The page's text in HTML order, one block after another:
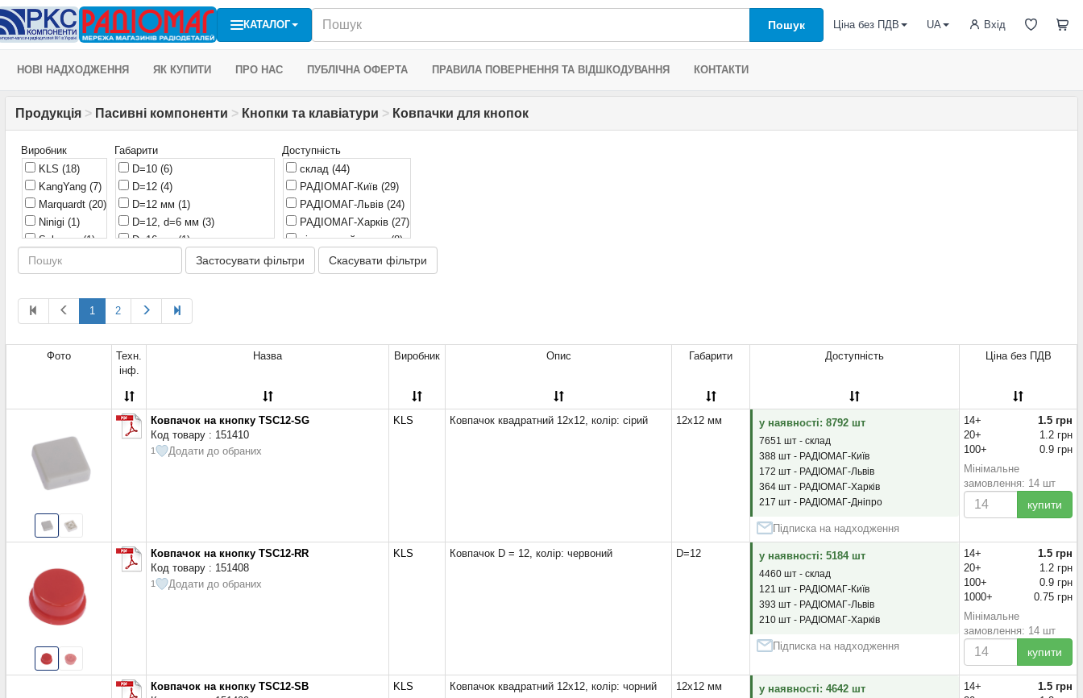
КАТАЛОГ Пошук Вхід
Ціна без ПДВ UA
НОВІ НАДХОДЖЕННЯ ЯК КУПИТИ ПРО НАС ПУБЛІЧНА ОФЕРТА ПРАВИЛА ПОВЕРНЕННЯ ТА ВІДШКОДУВАННЯ КОНТАКТИ
Продукція > Пасивні компоненти > Кнопки та клавіатури > Ковпачки для кнопок
Виробник
KLS (18)
KangYang (7)
Marquardt (20)
Ninigi (1)
Salecom(1)
Україна
Габарити
D=10 (6)
D=12 (4)
D=12 мм (1)
D=12, d=6 мм (3)
D=16 мм(1)
D=5, d=2,4 мм(1)
D=5, d=2,9 мм(1)
D=6 мм
(1)
D=6,3 мм(1)
D=7, d=3,1 мм
D=9, d=2,9 мм
d=7,5 мм(4)
d=9 мм (1)
Монтажний отвір 6 мм(1)
17x17 мм(1)
Доступність
склад (44)
РАДІОМАГ-Київ (29)
РАДІОМАГ-Львів (24)
РАДІОМАГ-Харків (27)
віддалений склад(8)
РАДІОМАГ-Дніпро(41)
Застосувати фільтри Скасувати фільтри
1 2
Фото
Техн.
інф.
Назва Виробник Опис Габарити Доступність Ціна без ПДВ
Ковпачок на кнопку TSC12-SG
Код товару : 151410
1 Додати до обраних
KLS Ковпачок квадратний 12х12, колір: сірий 12x12 мм у наявності: 8792 шт
7651 шт - склад
388 шт - РАДІОМАГ-Київ
172 шт - РАДІОМАГ-Львів
364 шт - РАДІОМАГ-Харків
217 шт - РАДІОМАГ-Дніпро
Підписка на надходження
14+
1.5 грн
20+
1.2 грн
100+
0.9 грн
Мінімальне
замовлення: 14 шт
купити
Ковпачок на кнопку TSC12-RR
Код товару : 151408
1 Додати до обраних
KLS Ковпачок D = 12, колір: червоний D=12 у наявності: 5184 шт
4460 шт - склад
121 шт - РАДІОМАГ-Київ
393 шт - РАДІОМАГ-Львів
210 шт - РАДІОМАГ-Харків
Підписка на надходження
14+
1.5 грн
20+
1.2 грн
100+
0.9 грн
1000+
0.75 грн
Мінімальне
замовлення: 14 шт
купити
Ковпачок на кнопку TSC12-SB
KLS Ковпачок квадратний 12х12, колір: чорний 12x12 мм у наявності: 4642 шт 14+
1.5 грн